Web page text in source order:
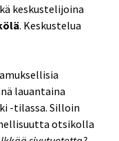
keskustelijoina
. Keskustelua
lauantaina
-tilassa. Silloin
otsikolla